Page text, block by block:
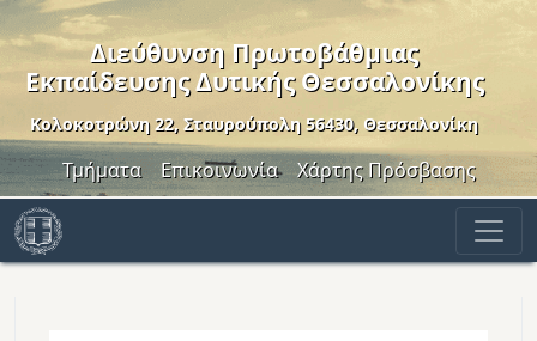
Παράκαμψη προς το κυρίως περιεχόμενο
Διεύθυνση Πρωτοβάθμιας
Εκπαίδευσης Δυτικής Θεσσαλονίκης
Κολοκοτρώνη 22, Σταυρούπολη 56430, Θεσσαλονίκη
Header Menu
Τμήματα Επικοινωνία Χάρτης Πρόσβασης